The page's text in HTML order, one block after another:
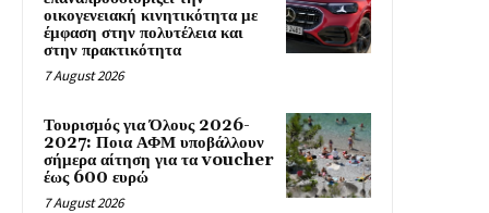
οικογενειακή κινητικότητα με
έμφαση στην πολυτέλεια και
στην πρακτικότητα
7 August 2026
Τουρισμός για Όλους 2026-
2027: Ποια ΑΦΜ υποβάλλουν
σήμερα αίτηση για τα voucher
έως 600 ευρώ
7 August 2026